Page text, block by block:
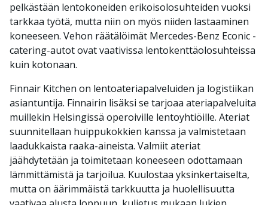
pelkästään lentokoneiden erikoisolosuhteiden vuoksi
tarkkaa työtä, mutta niin on myös niiden lastaaminen
koneeseen. Vehon räätälöimät Mercedes-Benz Econic -
catering-autot ovat vaativissa lentokenttäolosuhteissa
kuin kotonaan.
Finnair Kitchen on lentoateriapalveluiden ja logistiikan
asiantuntija. Finnairin lisäksi se tarjoaa ateriapalveluita
muillekin Helsingissä operoiville lentoyhtiöille. Ateriat
suunnitellaan huippukokkien kanssa ja valmistetaan
laadukkaista raaka-aineista. Valmiit ateriat
jäähdytetään ja toimitetaan koneeseen odottamaan
lämmittämistä ja tarjoilua. Kuulostaa yksinkertaiselta,
mutta on äärimmäistä tarkkuutta ja huolellisuutta